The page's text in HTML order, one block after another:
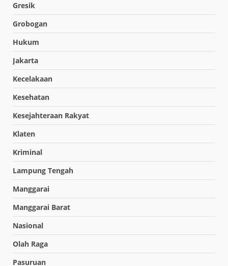
Gresik
Grobogan
Hukum
Jakarta
Kecelakaan
Kesehatan
Kesejahteraan Rakyat
Klaten
Kriminal
Lampung Tengah
Manggarai
Manggarai Barat
Nasional
Olah Raga
Pasuruan